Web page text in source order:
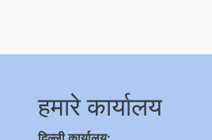
हमारे कार्यालय